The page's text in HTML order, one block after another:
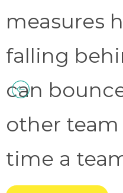
measures
falling
can
other team
time a